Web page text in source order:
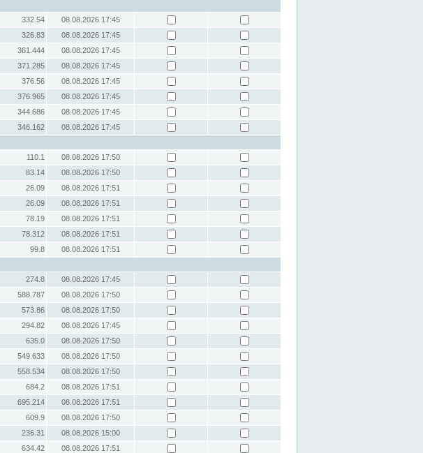
332.54
08.08.2026 17:45
326.83
08.08.2026 17:45
361.444
08.08.2026 17:45
371.285
08.08.2026 17:45
376.56
08.08.2026 17:45
376.965
08.08.2026 17:45
344.686
08.08.2026 17:45
346.162
08.08.2026 17:45
110.1
08.08.2026 17:50
83.14
08.08.2026 17:50
26.09
08.08.2026 17:51
26.09
08.08.2026 17:51
78.19
08.08.2026 17:51
78.312
08.08.2026 17:51
99.8
08.08.2026 17:51
274.8
08.08.2026 17:45
588.787
08.08.2026 17:50
573.86
08.08.2026 17:50
294.82
08.08.2026 17:45
635.0
08.08.2026 17:50
549.633
08.08.2026 17:50
558.534
08.08.2026 17:50
684.2
08.08.2026 17:51
695.214
08.08.2026 17:51
609.9
08.08.2026 17:50
236.31
08.08.2026 15:00
634.42
08.08.2026 17:51